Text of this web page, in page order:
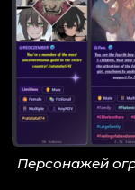
Персонажей